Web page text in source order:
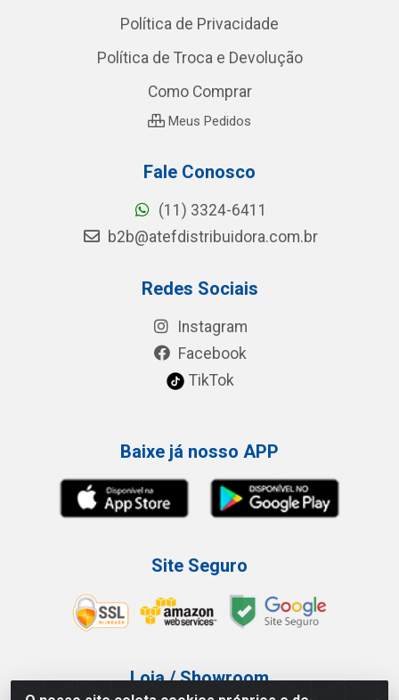
Política de Privacidade
Política de Troca e Devolução
Como Comprar
Meus Pedidos
Fale Conosco
(11) 3324-6411
b2b@atefdistribuidora.com.br
Redes Sociais
Instagram
Facebook
TikTok
Baixe já nosso APP
Site Seguro
Loja / Showroom